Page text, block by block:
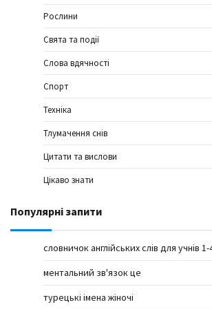
Рослини
Свята та події
Слова вдячності
Спорт
Техніка
Тлумачення снів
Цитати та вислови
Цікаво знати
Популярні запити
словничок англійських слів для учнів 1-
ментальний зв'язок це
турецькі імена жіночі